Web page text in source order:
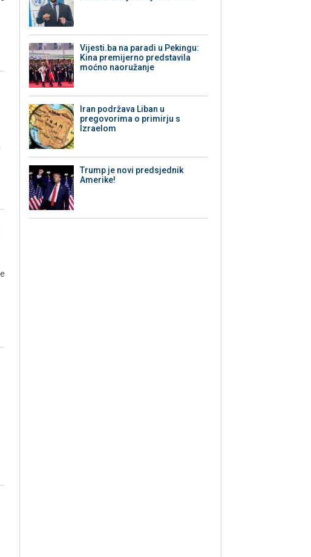
Vijesti.ba na paradi u Pekingu:
Kina premijerno predstavila
moćno naoružanje
Iran podržava Liban u
pregovorima o primirju s
Izraelom
Trump je novi predsjednik
Amerike!